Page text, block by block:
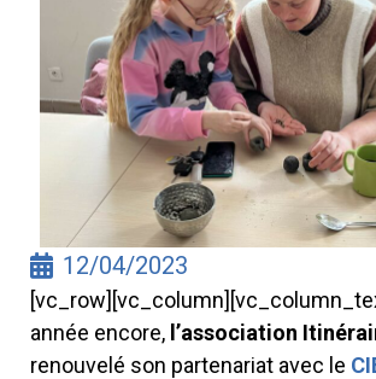
12/04/2023
année encore, l’association
renouvelé son partenariat avec le